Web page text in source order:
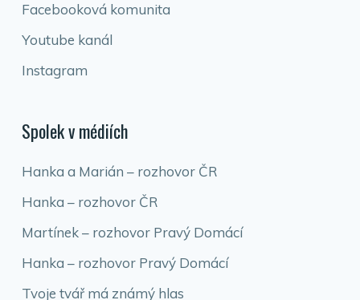
Facebooková komunita
Youtube kanál
Instagram
Spolek v médiích
Hanka a Marián – rozhovor ČR
Hanka – rozhovor ČR
Martínek – rozhovor Pravý Domácí
Hanka – rozhovor Pravý Domácí
Tvoje tvář má známý hlas